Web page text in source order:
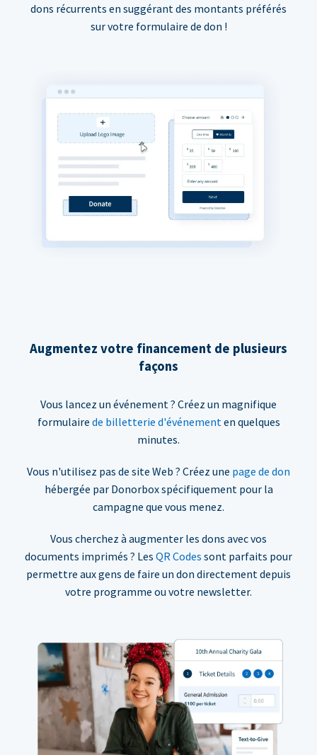
dons récurrents en suggérant des montants préférés
sur votre formulaire de don !
Augmentez votre financement de plusieurs
façons
Vous lancez un événement ? Créez un magnifique
formulaire de billetterie d'événementen quelques
minutes.
Vous n'utilisez pas de site Web ? Créez une page de don
hébergée par Donorbox spécifiquement pour la
campagne que vous menez.
Vous cherchez à augmenter les dons avec vos
documents imprimés ? Les QR Codes sont parfaits pour
permettre aux gens de faire un don directement depuis
votre programme ou votre newsletter.